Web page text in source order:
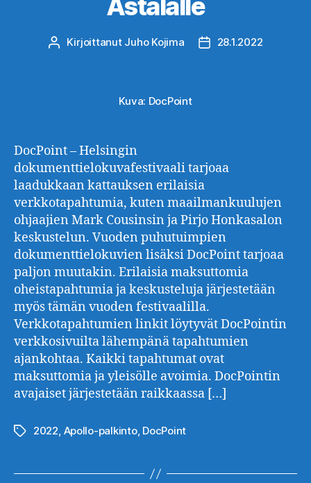
Astalalle
Kirjoittaja
Kirjoittanut Juho Kojima Julkaisupäivämäärä
28.1.2022
Kuva: DocPoint
DocPoint – Helsingin
dokumenttielokuvafestivaali tarjoaa
laadukkaan kattauksen erilaisia
verkkotapahtumia, kuten maailmankuulujen
ohjaajien Mark Cousinsin ja Pirjo Honkasalon
keskustelun. Vuoden puhutuimpien
dokumenttielokuvien lisäksi DocPoint tarjoaa
paljon muutakin. Erilaisia maksuttomia
oheistapahtumia ja keskusteluja järjestetään
myös tämän vuoden festivaalilla.
Verkkotapahtumien linkit löytyvät DocPointin
verkkosivuilta lähempänä tapahtumien
ajankohtaa. Kaikki tapahtumat ovat
maksuttomia ja yleisölle avoimia. DocPointin
avajaiset järjestetään raikkaassa […]
Avainsanat
2022, Apollo-palkinto, DocPoint